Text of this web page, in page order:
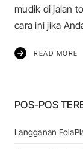
mudik di jalan
cara ini jika
READ MORE
POS-POS
Langganan